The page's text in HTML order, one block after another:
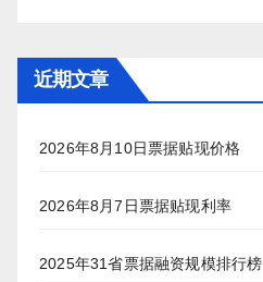
近期文章
2026年8月10日票据贴现价格
2026年8月7日票据贴现利率
2025年31省票据融资规模排行榜